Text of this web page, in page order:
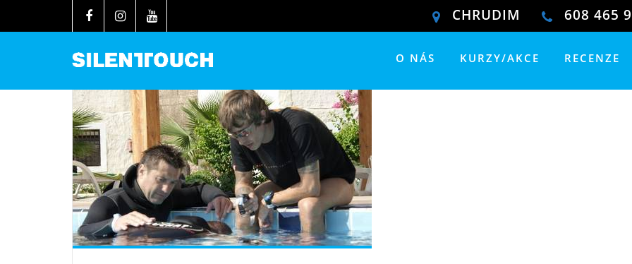
CHRUDIM 608 465
O NÁS KURZY/AKCE RECENZE